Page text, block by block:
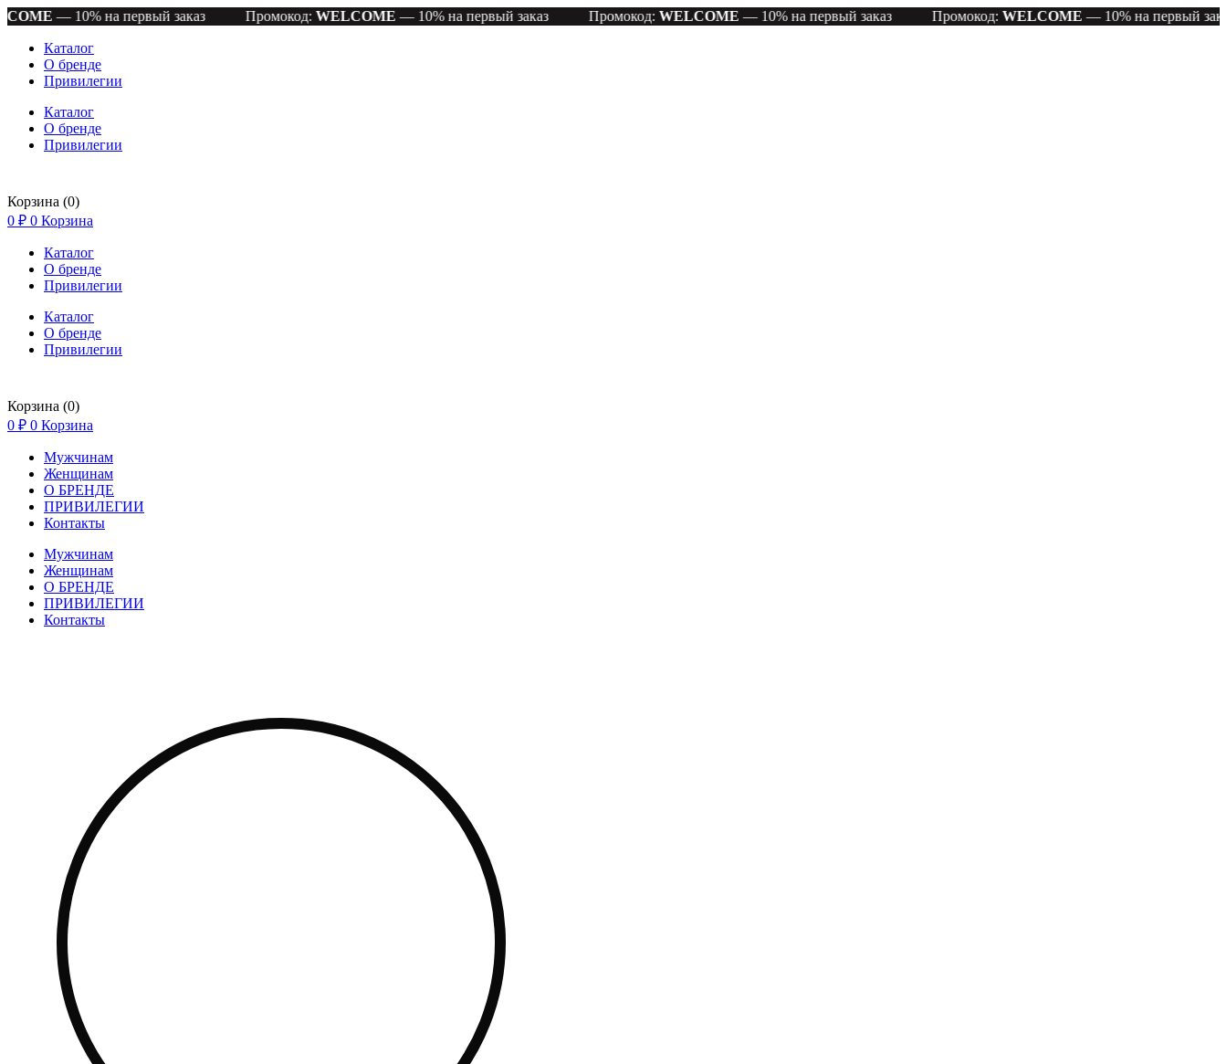
10% на первый заказ Промокод:WELCOME— 10% на первый заказ Промокод:WELCOME— 10% на первый заказ Промокод:WELCOME— 10% на первый заказ
Каталог
О бренде
Привилегии
Каталог
О бренде
Привилегии
Корзина (0)
0 ₽ 0 Корзина
Каталог
О бренде
Привилегии
Каталог
О бренде
Привилегии
Корзина (0)
0 ₽ 0 Корзина
Мужчинам
Женщинам
О БРЕНДЕ
ПРИВИЛЕГИИ
Контакты
Мужчинам
Женщинам
О БРЕНДЕ
ПРИВИЛЕГИИ
Контакты